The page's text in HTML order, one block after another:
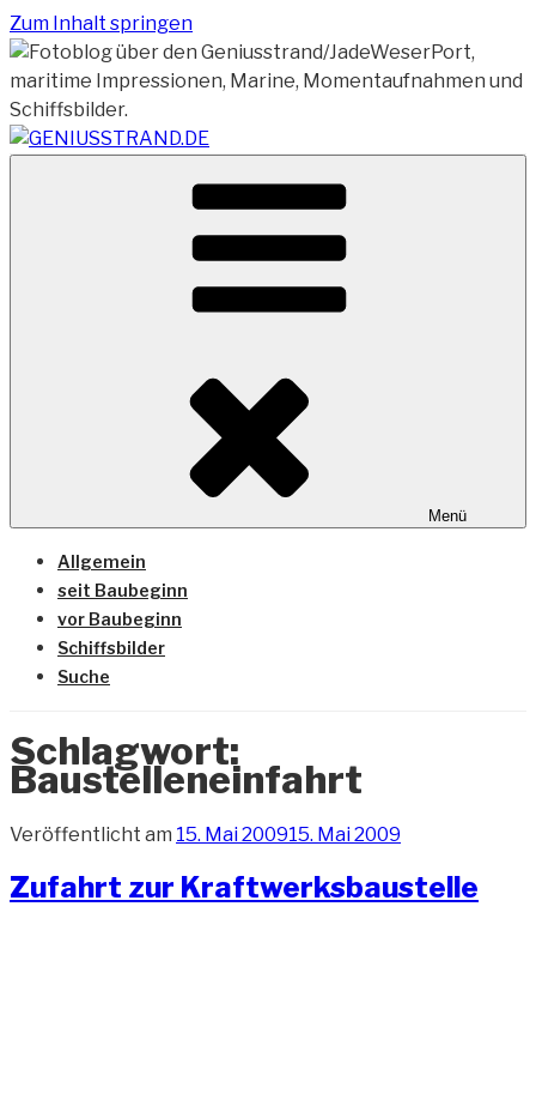
Zum Inhalt springen
GENIUSSTRAND.DE
Vom Geniusstrand zum JadeWeserPort/Container
Terminal Wilhelmshaven
Menü
Allgemein
seit Baubeginn
vor Baubeginn
Schiffsbilder
Suche
Schlagwort:
Baustelleneinfahrt
Veröffentlicht am 15. Mai 200915. Mai 2009
Zufahrt zur Kraftwerksbaustelle